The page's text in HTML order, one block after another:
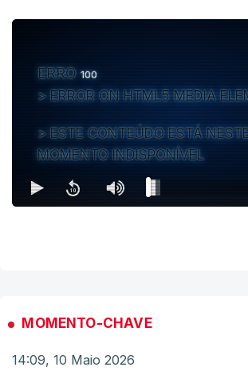
ERRO100
ERROR ON HTML5 MEDIA
ESTE CONTEÚDO ESTÁ
MOMENTO INDISPONÍVEL
MOMENTO-CHAVE
14:09, 10 Maio 2026